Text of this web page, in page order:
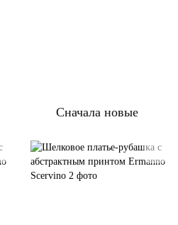
Сначала новые